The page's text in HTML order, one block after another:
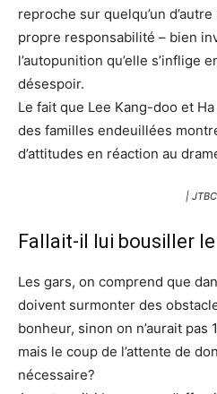
reproche sur quelqu’un
propre responsabilité – bien
l’autopunition qu’elle s’inflige
désespoir.
Le fait que Lee Kang-doo et
des familles endeuillées
d’attitudes en réaction au
| JTBC
Fallait-il lui bousiller
Les gars, on comprend que
doivent surmonter des
bonheur, sinon on n’aurait pas
mais le coup de l’attente de
nécessaire?